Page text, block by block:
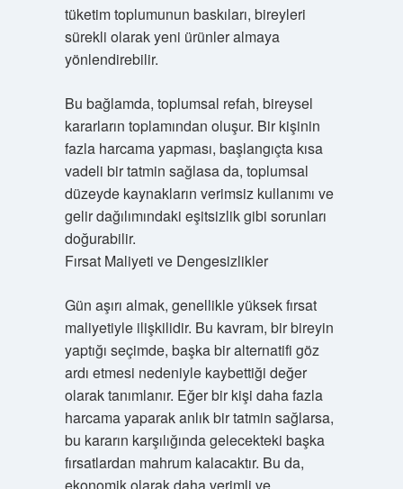
tüketim toplumunun baskıları, bireyleri
sürekli olarak yeni ürünler almaya
yönlendirebilir.
Bu bağlamda, toplumsal refah, bireysel
kararların toplamından oluşur. Bir kişinin
fazla harcama yapması, başlangıçta kısa
vadeli bir tatmin sağlasa da, toplumsal
düzeyde kaynakların verimsiz kullanımı ve
gelir dağılımındaki eşitsizlik gibi sorunları
doğurabilir.
Fırsat Maliyeti ve Dengesizlikler
Gün aşırı almak, genellikle yüksek fırsat
maliyetiyle ilişkilidir. Bu kavram, bir bireyin
yaptığı seçimde, başka bir alternatifi göz
ardı etmesi nedeniyle kaybettiği değer
olarak tanımlanır. Eğer bir kişi daha fazla
harcama yaparak anlık bir tatmin sağlarsa,
bu kararın karşılığında gelecekteki başka
fırsatlardan mahrum kalacaktır. Bu da,